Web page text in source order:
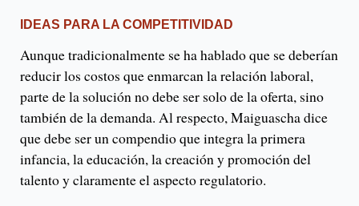
IDEAS PARA LA COMPETITIVIDAD
Aunque tradicionalmente se ha hablado que se deberían
reducir los costos que enmarcan la relación laboral,
parte de la solución no debe ser solo de la oferta, sino
también de la demanda. Al respecto, Maiguascha dice
que debe ser un compendio que integra la primera
infancia, la educación, la creación y promoción del
talento y claramente el aspecto regulatorio.